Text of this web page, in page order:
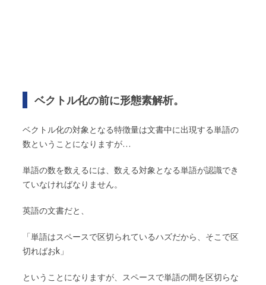
ベクトル化の前に形態素解析。
ベクトル化の対象となる特徴量は文書中に出現する単語の
数ということになりますが…
単語の数を数えるには、数える対象となる単語が認識でき
ていなければなりません。
英語の文書だと、
「単語はスペースで区切られているハズだから、そこで区
切ればおk」
ということになりますが、スペースで単語の間を区切らな